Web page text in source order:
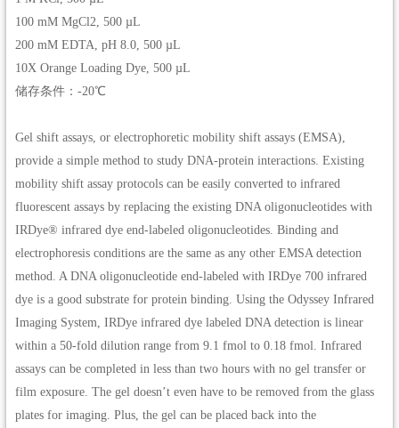
100 mM MgCl2, 500 µL
200 mM EDTA, pH 8.0, 500 µL
10X Orange Loading Dye, 500 µL
储存条件：-20℃
Gel shift assays, or electrophoretic mobility shift assays (EMSA),
provide a simple method to study DNA-protein interactions. Existing
mobility shift assay protocols can be easily converted to infrared
fluorescent assays by replacing the existing DNA oligonucleotides with
IRDye® infrared dye end-labeled oligonucleotides. Binding and
electrophoresis conditions are the same as any other EMSA detection
method. A DNA oligonucleotide end-labeled with IRDye 700 infrared
dye is a good substrate for protein binding. Using the Odyssey Infrared
Imaging System, IRDye infrared dye labeled DNA detection is linear
within a 50-fold dilution range from 9.1 fmol to 0.18 fmol. Infrared
assays can be completed in less than two hours with no gel transfer or
film exposure. The gel doesn’t even have to be removed from the glass
plates for imaging. Plus, the gel can be placed back into the